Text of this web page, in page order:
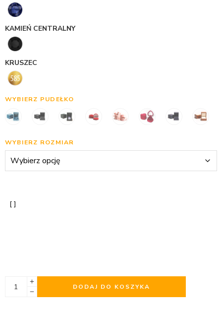
KAMIEŃ CENTRALNY
KRUSZEC
WYBIERZ PUDEŁKO
WYBIERZ ROZMIAR
DODAJ DO KOSZYKA